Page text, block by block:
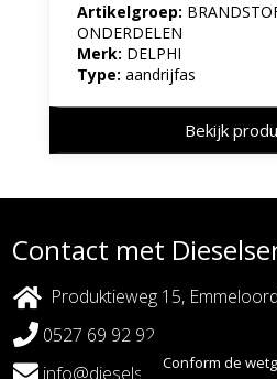
Conform de
Artikelgroep:
ONDERDELEN
Merk: DELPHI
Type: aandrijfas
Bekijk
Contact met
Produktieweg 15,
0527 69 92 92